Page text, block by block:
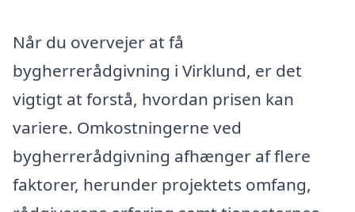
Når du overvejer at få
bygherrerådgivning i Virklund, er det
vigtigt at forstå, hvordan prisen kan
variere. Omkostningerne ved
bygherrerådgivning afhænger af flere
faktorer, herunder projektets omfang,